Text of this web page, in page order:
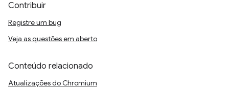
Contribuir
Registre um bug
Veja as questões em aberto
Conteúdo relacionado
Atualizações do Chromium